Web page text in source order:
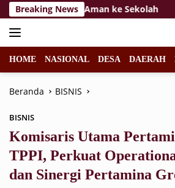
Langsung
ke
konten
Breaking News
Rasa Aman ke Sekolah
HOME NASIONAL DESA DAERAH
Beranda BISNIS
BISNIS
Komisaris Utama
TPPI, Perkuat
dan Sinergi Pertamina